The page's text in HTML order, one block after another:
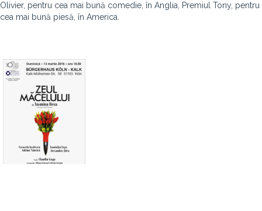
Olivier, pentru cea mai bună comedie, în Anglia, Premiul Tony, pentru
cea mai bună piesă, în America.